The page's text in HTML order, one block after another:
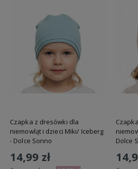
Czapka z dresówki dla
niemowląt i dzieci Miki/ Iceberg
- Dolce Sonno
14,99 zł
Dolce